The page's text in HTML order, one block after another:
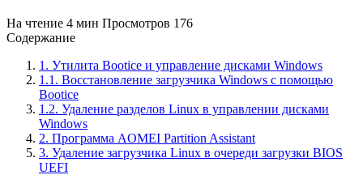
На чтение 4 мин Просмотров 176
Содержание
1. Утилита Bootice и управление дисками Windows
1.1. Восстановление загрузчика Windows с помощью
Bootice
1.2. Удаление разделов Linux в управлении дисками
Windows
2. Программа AOMEI Partition Assistant
3. Удаление загрузчика Linux в очереди загрузки BIOS
UEFI